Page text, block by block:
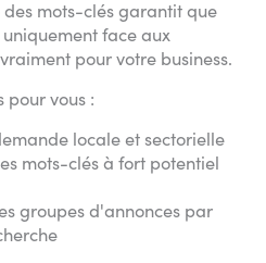
mots-clés garantit que
face aux
pour votre business.
pour vous :
locale et sectorielle
mots-clés à fort potentiel
groupes d'annonces par